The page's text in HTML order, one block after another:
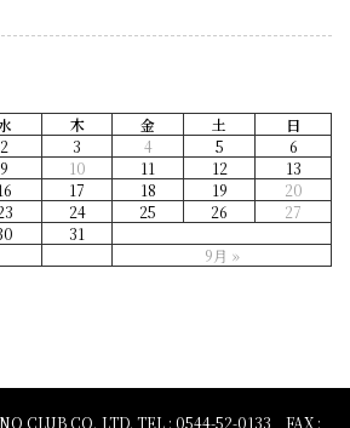
木 金 土 日
9月 »
2 3 4 5
6
9 10 11 12
13
17 18 19
20
24 25 26
27
31
CLUB CO.,LTD. TEL : 0544-52-0133 FAX :